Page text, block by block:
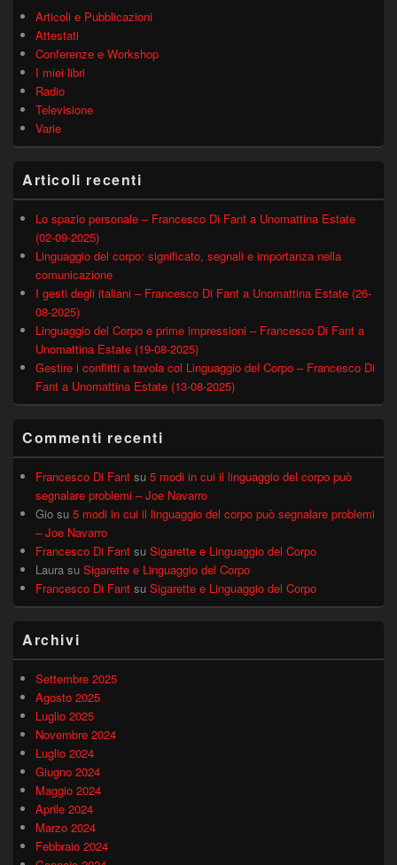
Articoli e Pubblicazioni
Attestati
Conferenze e Workshop
I miei libri
Radio
Televisione
Varie
Articoli recenti
Lo spazio personale – Francesco Di Fant a Unomattina Estate
(02-09-2025)
Linguaggio del corpo: significato, segnali e importanza nella
comunicazione
I gesti degli italiani – Francesco Di Fant a Unomattina Estate (26-
08-2025)
Linguaggio del Corpo e prime impressioni – Francesco Di Fant a
Unomattina Estate (19-08-2025)
Gestire i conflitti a tavola col Linguaggio del Corpo – Francesco Di
Fant a Unomattina Estate (13-08-2025)
Commenti recenti
Francesco Di Fant su 5 modi in cui il linguaggio del corpo può
segnalare problemi – Joe Navarro
Gio su 5 modi in cui il linguaggio del corpo può segnalare problemi
– Joe Navarro
Francesco Di Fant su Sigarette e Linguaggio del Corpo
Laura su Sigarette e Linguaggio del Corpo
Francesco Di Fant su Sigarette e Linguaggio del Corpo
Archivi
Settembre 2025
Agosto 2025
Luglio 2025
Novembre 2024
Luglio 2024
Giugno 2024
Maggio 2024
Aprile 2024
Marzo 2024
Febbraio 2024